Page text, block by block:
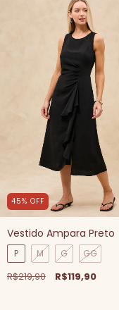
45% OFF
Vestido Ampara Preto
P M G GG
R$219,90 R$119,90